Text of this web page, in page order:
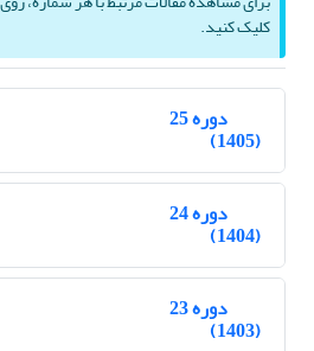
کلیک کنید.
دوره 25
(1405)
دوره 24
(1404)
دوره 23
(1403)